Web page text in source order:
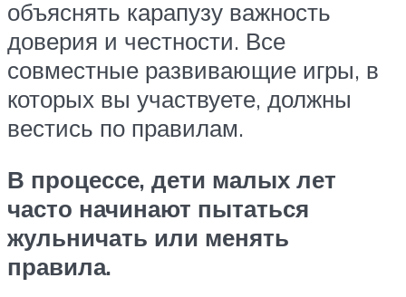
объяснять карапузу важность
доверия и честности. Все
совместные развивающие игры, в
которых вы участвуете, должны
вестись по правилам.
В процессе, дети малых лет
часто начинают пытаться
жульничать или менять
правила.